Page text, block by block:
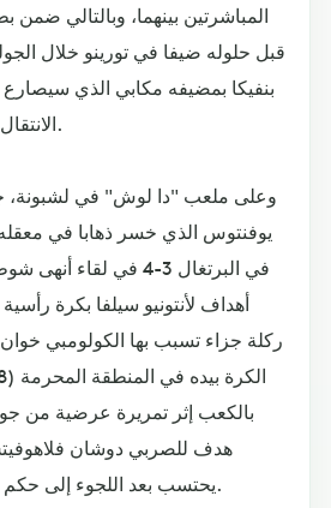
المباشرتين بينهما، وبالتالي ضمن
قبل حلوله ضيفا في تورينو خلال
بنفيكا بمضيفه مكابي الذي
الانتقال إلى الدوري الأوروبي.
وعلى ملعب "دا لوش" في لشبونة،
في البرتغال 3-4 في لقاء
ركلة جزاء تسبب بها الكولومبي
هدف للصربي دوشان
يحتسب بعد اللجوء إلى حكم الفيديو المساعد (21).